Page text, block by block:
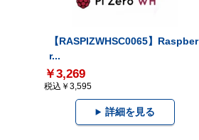
【RASPIZWHSC0065】Raspber
r...
￥3,269
税込￥3,595
詳細を見る